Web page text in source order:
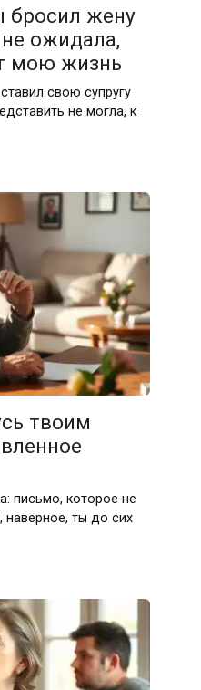
жену
ожидала,
мою жизнь
свою супругу
не могла, к
твоим
письмо, которое не
наверное, ты до сих